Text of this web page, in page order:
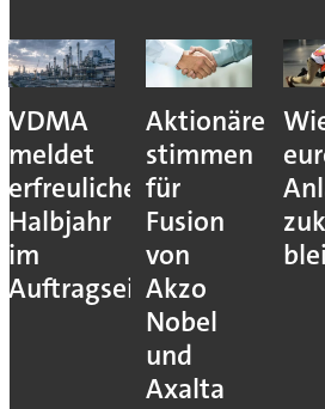
VDMA
meldet
erfreuliches
Halbjahr
im
Auftragseingang
Aktionäre
stimmen
für
Fusion
von
Akzo
Nobel
und
Axalta